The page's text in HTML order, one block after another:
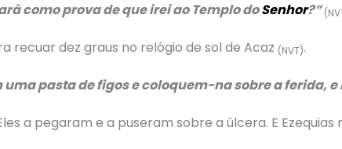
como prova de que irei ao Templo doSenhor?”
recuar dez graus no relógio de sol de Acaz (NVT).
uma pasta de figos e coloquem-na sobre a ferida,
a pegaram e a puseram sobre a úlcera. E Ezequias